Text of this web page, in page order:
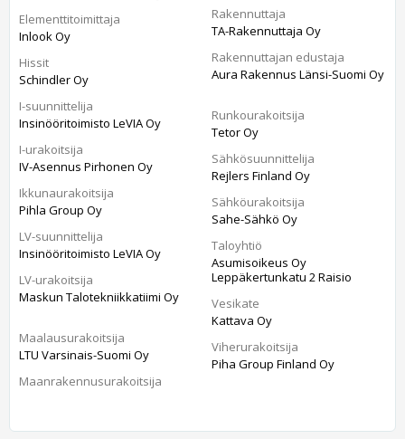
Elementtitoimittaja
Inlook Oy
Hissit
Schindler Oy
I-suunnittelija
Insinööritoimisto LeVIA Oy
I-urakoitsija
IV-Asennus Pirhonen Oy
Ikkunaurakoitsija
Pihla Group Oy
LV-suunnittelija
Insinööritoimisto LeVIA Oy
LV-urakoitsija
Maskun Talotekniikkatiimi Oy
Maalausurakoitsija
LTU Varsinais-Suomi Oy
Maanrakennusurakoitsija
Rakennuttaja
TA-Rakennuttaja Oy
Rakennuttajan edustaja
Aura Rakennus Länsi-Suomi Oy
Runkourakoitsija
Tetor Oy
Sähkösuunnittelija
Rejlers Finland Oy
Sähköurakoitsija
Sahe-Sähkö Oy
Taloyhtiö
Asumisoikeus Oy
Leppäkertunkatu 2 Raisio
Vesikate
Kattava Oy
Viherurakoitsija
Piha Group Finland Oy